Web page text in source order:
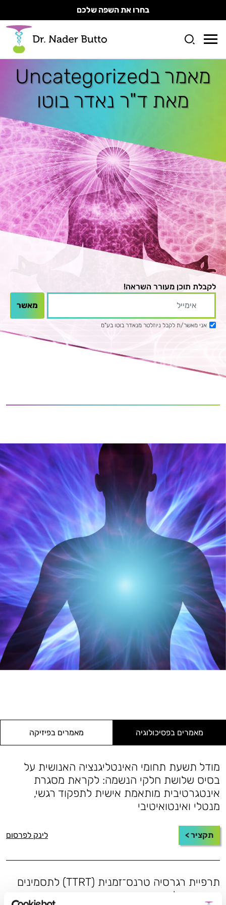
בחרו את השפה שלכם
מאמר בUncategorized
מאת ד"ר נאדר בוטו
לקבלת תוכן מעורר השראה!
אני מאשר/ת לקבל ניוזלטר מנאדר בוטו בע"מ
מאמרים בפסיכולוגיה מאמרים בפיזיקה
מודל תשעת תחומי האינטליגנציה האנושית על
בסיס שלושת חלקי הנשמה: לקראת מסגרת
אינטגרטיבית מותאמת אישית לתפקוד רגשי,
מנטלי ואינטואיטיבי
תקציר > לינק לפרסום
תרפיית רגרסיה טרנס־זמנית (TTRT) לתסמינים
הקשורים לטראומה: מסגרת חקר